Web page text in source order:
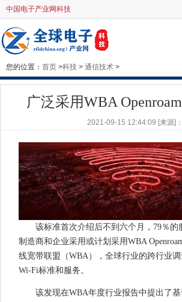
中国电子产业网科技
您的位置： 首页 >科技 > 通信技术 >
广泛采用WBA
2021-09-15 12:44:09 [来源]：
该标准首次介绍后不到六个月，79％的
制造商和企业采用或计划采用WBA
线宽带联盟（WBA），全球行业的跨行业
Wi-Fi标准和服务。
该发现在WBA年度行业报告中提出了